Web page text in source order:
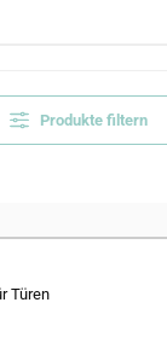
Produkte filtern